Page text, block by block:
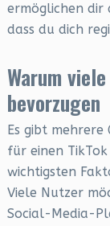
ermöglichen
dass du dich
Warum
bevorzugen
Es gibt mehrere
für einen
wichtigsten
Viele Nutzer
Social-Media-